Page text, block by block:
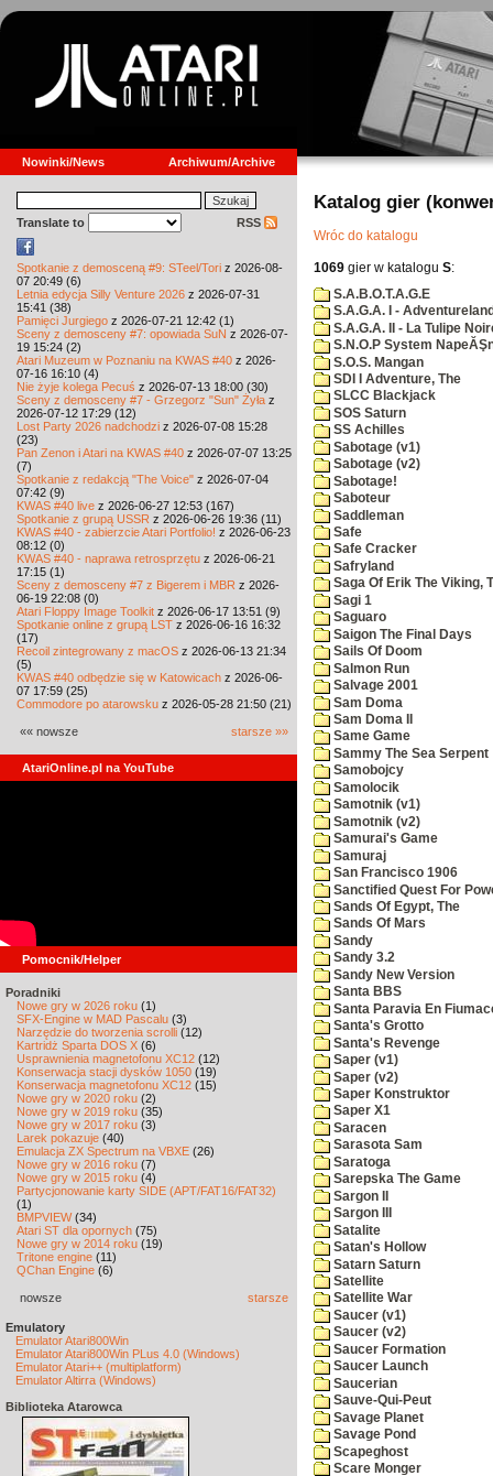
Nowinki/News Archiwum/Archive
Translate to RSS
Spotkanie z demosceną #9: STeel/Tori z 2026-08-
07 20:49 (6)
Letnia edycja Silly Venture 2026 z 2026-07-31
15:41 (38)
Pamięci Jurgiego z 2026-07-21 12:42 (1)
Sceny z demosceny #7: opowiada SuN z 2026-07-
19 15:24 (2)
Atari Muzeum w Poznaniu na KWAS #40 z 2026-
07-16 16:10 (4)
Nie żyje kolega Pecuś z 2026-07-13 18:00 (30)
Sceny z demosceny #7 - Grzegorz "Sun" Żyła z
2026-07-12 17:29 (12)
Lost Party 2026 nadchodzi z 2026-07-08 15:28
(23)
Pan Zenon i Atari na KWAS #40 z 2026-07-07 13:25
(7)
Spotkanie z redakcją "The Voice" z 2026-07-04
07:42 (9)
KWAS #40 live z 2026-06-27 12:53 (167)
Spotkanie z grupą USSR z 2026-06-26 19:36 (11)
KWAS #40 - zabierzcie Atari Portfolio! z 2026-06-23
08:12 (0)
KWAS #40 - naprawa retrosprzętu z 2026-06-21
17:15 (1)
Sceny z demosceny #7 z Bigerem i MBR z 2026-
06-19 22:08 (0)
Atari Floppy Image Toolkit z 2026-06-17 13:51 (9)
Spotkanie online z grupą LST z 2026-06-16 16:32
(17)
Recoil zintegrowany z macOS z 2026-06-13 21:34
(5)
KWAS #40 odbędzie się w Katowicach z 2026-06-
07 17:59 (25)
Commodore po atarowsku z 2026-05-28 21:50 (21)
«« nowsze starsze »»
AtariOnline.pl na YouTube
Pomocnik/Helper
Poradniki
Nowe gry w 2026 roku (1)
SFX-Engine w MAD Pascalu (3)
Narzędzie do tworzenia scrolli (12)
Kartridż Sparta DOS X (6)
Usprawnienia magnetofonu XC12 (12)
Konserwacja stacji dysków 1050 (19)
Konserwacja magnetofonu XC12 (15)
Nowe gry w 2020 roku (2)
Nowe gry w 2019 roku (35)
Nowe gry w 2017 roku (3)
Larek pokazuje (40)
Emulacja ZX Spectrum na VBXE (26)
Nowe gry w 2016 roku (7)
Nowe gry w 2015 roku (4)
Partycjonowanie karty SIDE (APT/FAT16/FAT32)
(1)
BMPVIEW(34)
Atari ST dla opornych (75)
Nowe gry w 2014 roku (19)
Tritone engine (11)
QChan Engine (6)
nowsze starsze
Emulatory
Emulator Atari800Win
Emulator Atari800Win PLus 4.0 (Windows)
Emulator Atari++ (multiplatform)
Emulator Altirra (Windows)
Biblioteka Atarowca
Katalog gier
Wróc do katalogu
1069 gier w katalogu S:
S.A.B.O.T.A.G.E
S.A.G.A. I -
S.A.G.A. II - La Tulipe
S.N.O.P System
S.O.S. Mangan
SDI I Adventure, The
SLCC Blackjack
SOS Saturn
SS Achilles
Sabotage (v1)
Sabotage (v2)
Sabotage!
Saboteur
Saddleman
Safe
Safe Cracker
Safryland
Saga Of Erik The Viking,
Sagi 1
Saguaro
Saigon The Final Days
Sails Of Doom
Salmon Run
Salvage 2001
Sam Doma
Sam Doma II
Same Game
Sammy The Sea Serpent
Samobojcy
Samolocik
Samotnik (v1)
Samotnik (v2)
Samurai's Game
Samuraj
San Francisco 1906
Sanctified Quest For
Sands Of Egypt, The
Sands Of Mars
Sandy
Sandy 3.2
Sandy New Version
Santa BBS
Santa Paravia En
Santa's Grotto
Santa's Revenge
Saper (v1)
Saper (v2)
Saper Konstruktor
Saper X1
Saracen
Sarasota Sam
Saratoga
Sarepska The Game
Sargon II
Sargon III
Satalite
Satan's Hollow
Satarn Saturn
Satellite
Satellite War
Saucer (v1)
Saucer (v2)
Saucer Formation
Saucer Launch
Saucerian
Sauve-Qui-Peut
Savage Planet
Savage Pond
Scapeghost
Scare Monger